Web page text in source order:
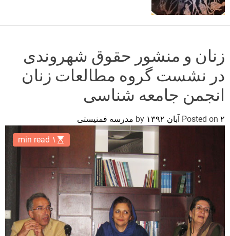
d
e
زنان و منشور حقوق شهروندی
در نشست گروه مطالعات زنان
انجمن جامعه شناسی
Posted on ۲ آبان ۱۳۹۲ مدرسه فمنیستی
۱ min read